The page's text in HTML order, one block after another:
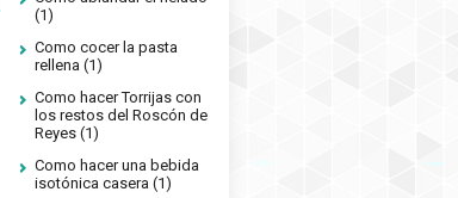
(1)
Como cocer la pasta
rellena (1)
Como hacer Torrijas con
los restos del Roscón de
Reyes (1)
Como hacer una bebida
isotónica casera (1)